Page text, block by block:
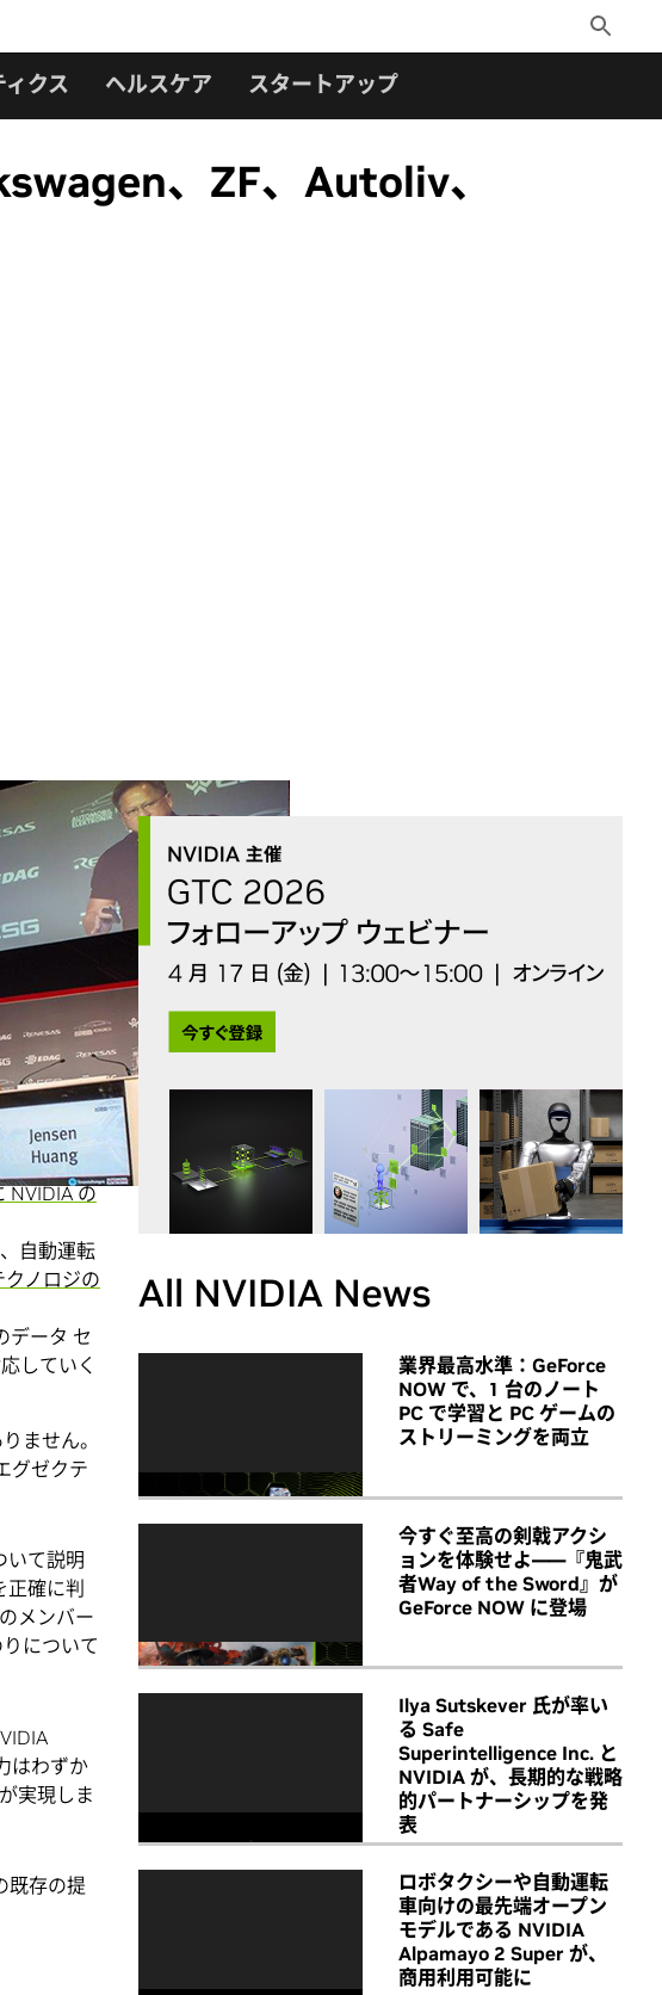
Toggle
Search
ィクス ヘルスケア スタートアップ
、ZF、Autoliv、
パ大陸主
トガルト
ーニング
通市場に
NVIDIA の
自動運転
クノロジの
データ セ
していく
ません。
グゼクテ
いて説明
確に判
メンバー
について
はわずか
実現しま
既存の提
All NVIDIA News
業界最高水準：GeForce
NOW で、1 台のノート
PC で学習と PC ゲームの
ストリーミングを両立
今すぐ至高の剣戟アクシ
ョンを体験せよ――『鬼武
者Way of the Sword』が
GeForce NOW に登場
Ilya Sutskever 氏が率い
る Safe
Superintelligence Inc. と
NVIDIA が、長期的な戦略
的パートナーシップを発
表
ロボタクシーや自動運転
車向けの最先端オープン
モデルである NVIDIA
Alpamayo 2 Super が、
商用利用可能に